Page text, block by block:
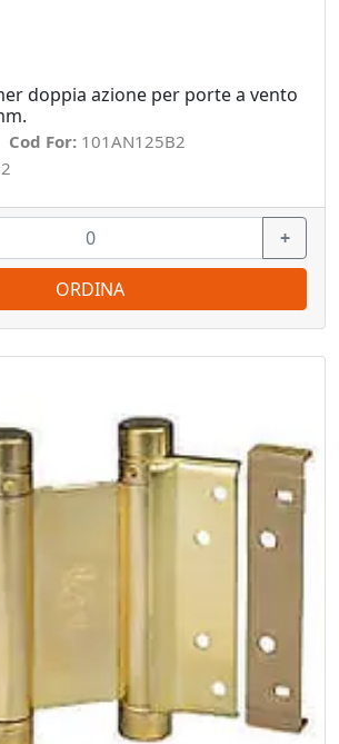
doppia azione per porte a vento
Cod For: 101AN125B2
+
ORDINA